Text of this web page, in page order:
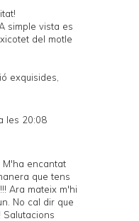
simple vista es
del motle
exquisides,
les 20:08
M'ha encantat
que tens
Ara mateix m'hi
No cal dir que
Salutacions